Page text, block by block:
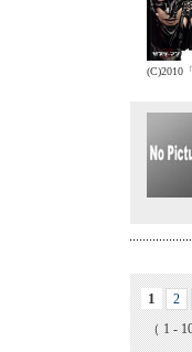
(C)2010
1 2
（ 1 -